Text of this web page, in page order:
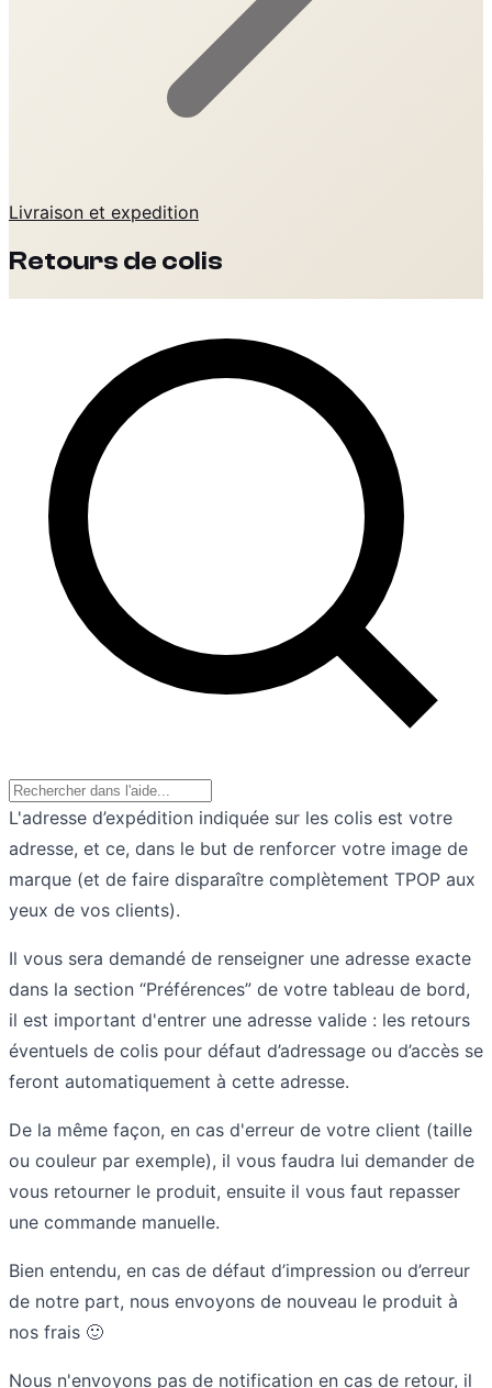
Livraison et expedition
Retours de colis
L'adresse d’expédition indiquée sur les colis est votre
adresse, et ce, dans le but de renforcer votre image de
marque (et de faire disparaître complètement TPOP aux
yeux de vos clients).
Il vous sera demandé de renseigner une adresse exacte
dans la section “Préférences” de votre tableau de bord,
il est important d'entrer une adresse valide : les retours
éventuels de colis pour défaut d’adressage ou d’accès se
feront automatiquement à cette adresse.
De la même façon, en cas d'erreur de votre client (taille
ou couleur par exemple), il vous faudra lui demander de
vous retourner le produit, ensuite il vous faut repasser
une commande manuelle.
Bien entendu, en cas de défaut d’impression ou d’erreur
de notre part, nous envoyons de nouveau le produit à
nos frais 🙂
Nous n'envoyons pas de notification en cas de retour, il